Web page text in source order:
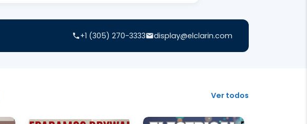
+1 (305) 270-3333 display@elclarin.com
Ver todos